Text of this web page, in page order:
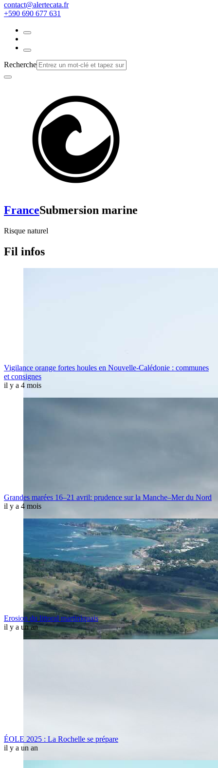
rf.atacetrela@tcatnoc
+590 690 677 631
Recherche
FranceSubmersion marine
Risque naturel
Fil infos
Vigilance orange fortes houles en Nouvelle-Calédonie : communes
et consignes
il y a 4 mois
Grandes marées 16–21 avril: prudence sur la Manche–Mer du Nord
il y a 4 mois
Erosion du littoral martiniquais
il y a un an
ÉOLE 2025 : La Rochelle se prépare
il y a un an